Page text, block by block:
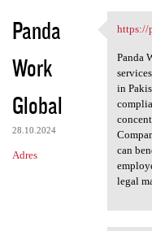
Panda
Work
Global
28.10.2024
Adres
https://
https://
Panda
in
can
legal